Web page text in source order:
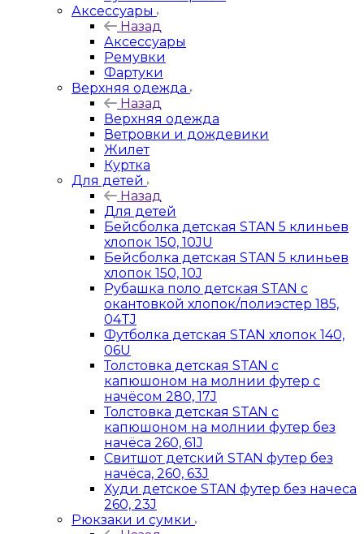
Аксессуары
Назад
Аксессуары
Ремувки
Фартуки
Верхняя одежда
Назад
Верхняя одежда
Ветровки и дождевики
Жилет
Куртка
Для детей
Назад
Для детей
Бейсболка детская STAN 5 клиньев
хлопок 150, 10JU
Бейсболка детская STAN 5 клиньев
хлопок 150, 10J
Рубашка поло детская STAN с
окантовкой хлопок/полиэстер 185,
04TJ
Футболка детская STAN хлопок 140,
06U
Толстовка детская STAN с
капюшоном на молнии футер с
начёсом 280, 17J
Толстовка детская STAN с
капюшоном на молнии футер без
начёса 260, 61J
Свитшот детский STAN футер без
начёса, 260, 63J
Худи детское STAN футер без начеса
260, 23J
Рюкзаки и сумки